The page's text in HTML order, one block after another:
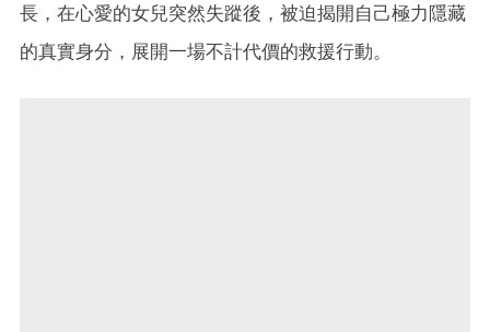
長，在心愛的女兒突然失蹤後，被迫揭開自己極力隱藏
的真實身分，展開一場不計代價的救援行動。